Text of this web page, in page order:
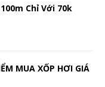
Chỉ Với 70k
MUA XỐP HƠI GIÁ